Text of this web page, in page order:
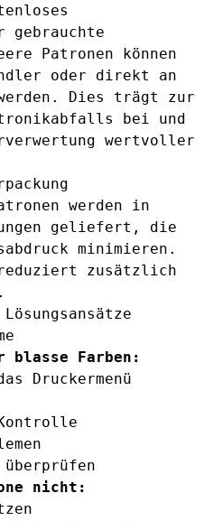
gebrauchte
Patronen können
oder direkt an
werden. Dies trägt zur
bei und
wertvoller
werden in
geliefert, die
minimieren.
reduziert zusätzlich
blasse Farben:
Druckermenü
nicht: